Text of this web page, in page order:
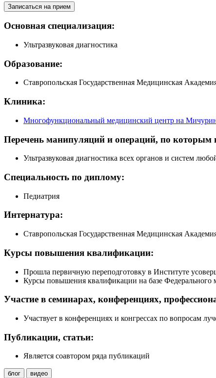
Записаться на прием
Основная специализация:
Ультразвуковая диагностика
Образование:
Ставропольская Государственная Медицинская
Клиника:
Многофункциональный медицинский центр на
Перечень манипуляций и операций, по которым
Ультразвуковая диагностика всех органов и систем
Специальность по диплому:
Педиатрия
Интернатура:
Ставропольская Государственная Медицинская
Курсы повышения квалификации:
Прошла первичную переподготовку в Институте
Курсы повышения квалификации на базе Федерального
Участие в семинарах, конференциях,
Участвует в конференциях и конгрессах по вопросам
Публикации, статьи:
Является соавтором ряда публикаций
блог видео